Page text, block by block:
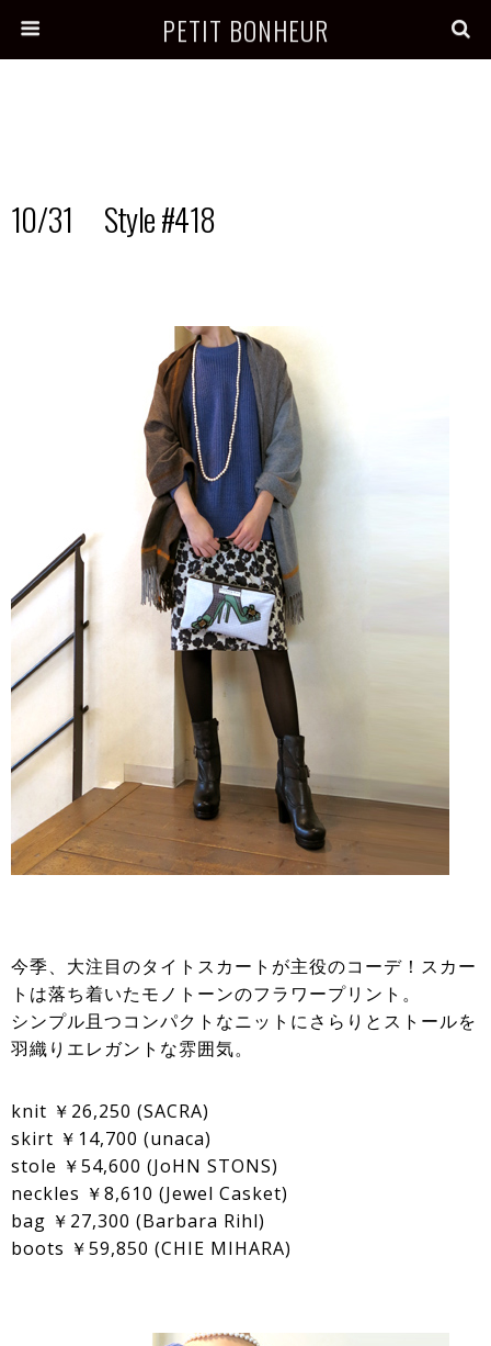
PETIT BONHEUR
10/31 Style #418
今季、大注目のタイトスカートが主役のコーデ！スカー
トは落ち着いたモノトーンのフラワープリント。
シンプル且つコンパクトなニットにさらりとストールを
羽織りエレガントな雰囲気。
knit ￥26,250 (SACRA)
skirt ￥14,700 (unaca)
stole ￥54,600 (JoHN STONS)
neckles ￥8,610 (Jewel Casket)
bag ￥27,300 (Barbara Rihl)
boots ￥59,850 (CHIE MIHARA)